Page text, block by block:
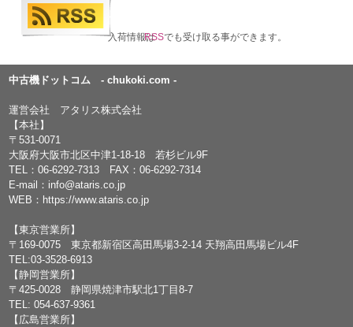
入荷情報はRSSでも受け取る事ができます。
中古機ドットコム - chukoki.com -
運営会社 アタリス株式会社
【本社】
〒531-0071
大阪府大阪市北区中津1-18-18 若杉ビル9F
TEL：06-6292-7313 FAX：06-6292-7314
E-mail： info@ataris.co.jp
WEB： https://www.ataris.co.jp
【東京営業所】
〒169-0075 東京都新宿区高田馬場3-2-14 天翔高田馬場ビル4F
TEL:03-3528-6913
【静岡営業所】
〒425-0028 静岡県焼津市駅北1丁目8-7
TEL: 054-637-9361
【広島営業所】